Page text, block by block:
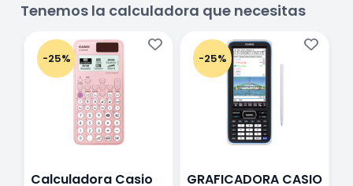
Tenemos la calculadora que necesitas
-25%
Calculadora Casio
-25%
GRAFICADORA CASIO